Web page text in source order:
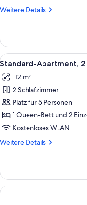
Weitere Details
Weitere
Apartment,
Schlafzimmer
Alle
Fotos
für
Standard-
Apartment,
2 Schlafzimmer
anzeigen
6
Standard-Apartment, 2
112 m²
2 Schlafzimmer
Platz für 5 Personen
1 Queen-Bett und 2
Kostenloses WLAN
Weitere Details
Weitere
Apartment,
2 Schlafzimmer